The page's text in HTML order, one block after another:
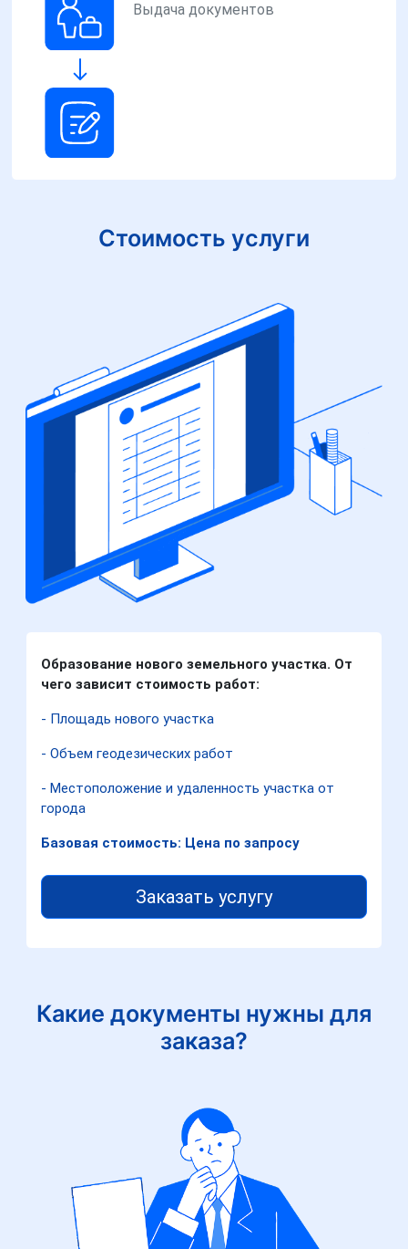
Выдача документов
Стоимость услуги
Образование нового земельного участка. От
чего зависит стоимость работ:
- Площадь нового участка
- Объем геодезических работ
- Местоположение и удаленность участка от
города
Базовая стоимость: Цена по запросу
Заказать услугу
Какие документы нужны для
заказа?